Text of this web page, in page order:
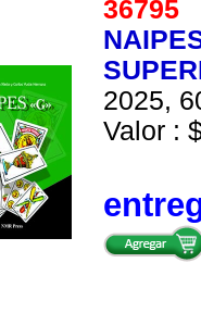
36795
2025,
Valor :